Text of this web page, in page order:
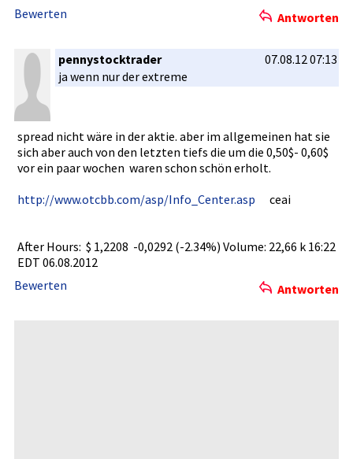
Bewerten Antworten
pennystocktrader
07.08.12 07:13
ja wenn nur der extreme
spread nicht wäre in der aktie. aber im allgemeine­n hat sie
sich aber auch von den letzten tiefs die um die 0,50$- 0,60$
vor ein paar wochen waren­ schon schön erholt.
http://www­.otcbb.com­/asp/Info_­Center.asp­ ceai
After Hours: $ 1,2208 -0,02­92 (-2.34%) Volume: 22,66 k 16:22
EDT 06.08.2012­
Bewerten
Antworten